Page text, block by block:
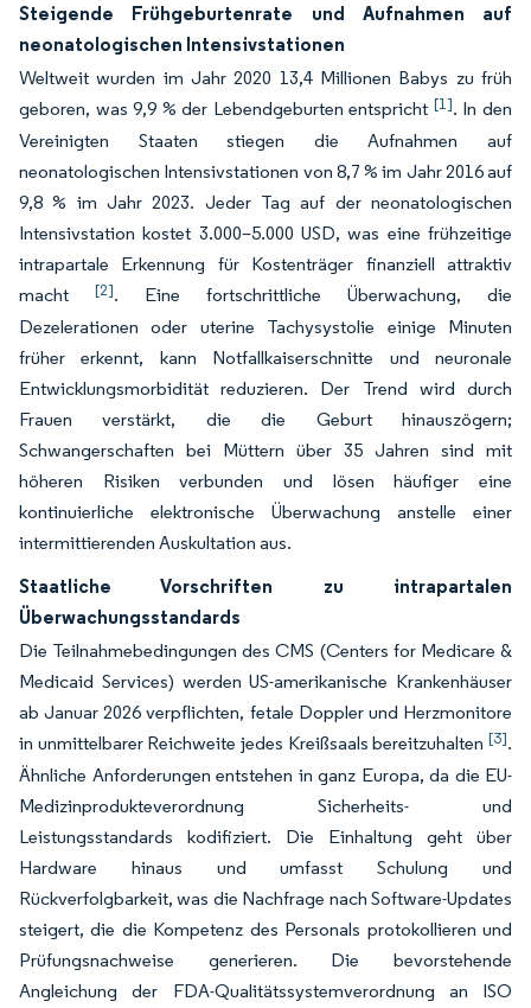
Steigende Frühgeburtenrate und Aufnahmen auf
neonatologischen Intensivstationen
Weltweit wurden im Jahr 2020 13,4 Millionen Babys zu früh
geboren, was 9,9 % der Lebendgeburten entspricht [1]. In den
Vereinigten Staaten stiegen die Aufnahmen auf
neonatologischen Intensivstationen von 8,7 % im Jahr 2016 auf
9,8 % im Jahr 2023. Jeder Tag auf der neonatologischen
Intensivstation kostet 3.000–5.000 USD, was eine frühzeitige
intrapartale Erkennung für Kostenträger finanziell attraktiv
macht [2]. Eine fortschrittliche Überwachung, die
Dezelerationen oder uterine Tachysystolie einige Minuten
früher erkennt, kann Notfallkaiserschnitte und neuronale
Entwicklungsmorbidität reduzieren. Der Trend wird durch
Frauen verstärkt, die die Geburt hinauszögern;
Schwangerschaften bei Müttern über 35 Jahren sind mit
höheren Risiken verbunden und lösen häufiger eine
kontinuierliche elektronische Überwachung anstelle einer
intermittierenden Auskultation aus.
Staatliche Vorschriften zu intrapartalen
Überwachungsstandards
Die Teilnahmebedingungen des CMS (Centers for Medicare &
Medicaid Services) werden US-amerikanische Krankenhäuser
ab Januar 2026 verpflichten, fetale Doppler und Herzmonitore
in unmittelbarer Reichweite jedes Kreißsaals bereitzuhalten [3].
Ähnliche Anforderungen entstehen in ganz Europa, da die EU-
Medizinprodukteverordnung Sicherheits- und
Leistungsstandards kodifiziert. Die Einhaltung geht über
Hardware hinaus und umfasst Schulung und
Rückverfolgbarkeit, was die Nachfrage nach Software-Updates
steigert, die die Kompetenz des Personals protokollieren und
Prüfungsnachweise generieren. Die bevorstehende
Angleichung der FDA-Qualitätssystemverordnung an ISO